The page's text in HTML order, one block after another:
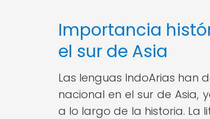
Importancia
el sur de Asia
Las lenguas IndoArias han
nacional en el sur de Asia,
a lo largo de la historia. La